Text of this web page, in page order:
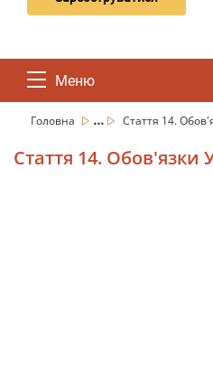
Меню
Головна ... Стаття 14.
Стаття 14. Обов'язки